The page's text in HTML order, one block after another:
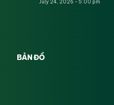
July 24, 2026 - 5:00 pm
BẢN ĐỒ